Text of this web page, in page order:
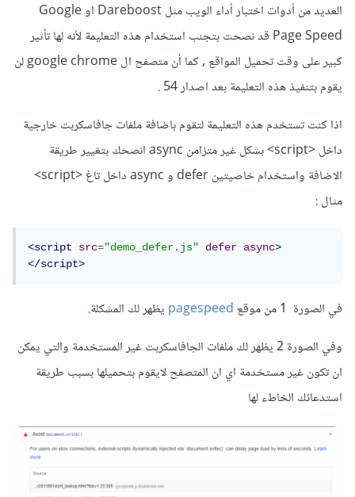
العديد من أدوات اختبار أداء الويب مثل Dareboost او Google
Page Speed قد نصحت بتجنب استخدام هذه التعليمة لأنه لها تأثير
كبير على وقت تحميل المواقع , كما أن متصفح ال google chrome لن
يقوم بتنفيذ هذه التعليمة بعد اصدار 54 .
اذا كنت تستخدم هذه التعليمة لتقوم باضافة ملفات جافاسكربت خارجية
داخل <script> بشكل غير متزامن async انصحك بتغيير طريقة
الاضافة واستخدام خاصيتين defer و async داخل تاغ <script>
مثال :
<script src="demo_defer.js" defer async>
</script>
في الصورة 1 من موقع pagespeedيظهر لك المشكلة.
وفي الصورة 2 يظهر لك ملفات الجافاسكربت غير المستخدمة والتي يمكن
ان تكون غير مستخدمة اي ان المتصفح لايقوم بتحميلها بسبب طريقة
استدعائك الخاطء لها